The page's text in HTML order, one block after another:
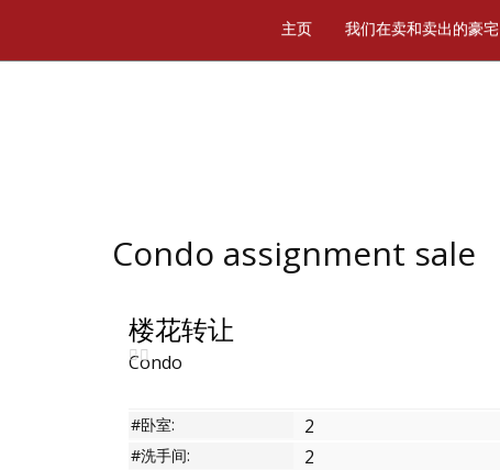
主页 我们在卖和卖出的豪宅
Condo assignment sale
楼花转让
Condo
#卧室: 2
#洗手间: 2